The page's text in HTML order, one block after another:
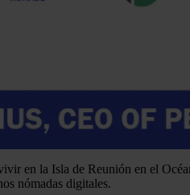
en la Isla de Reunión en el
nómadas digitales.